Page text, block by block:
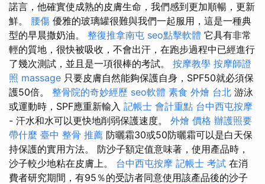
諾言，他確實使成熟的皮膚生命，我們感到更加順暢，更新
鮮。 腰傷 優雅的玻璃罐很難與我們一起服用，這是一種典
型的早晨撒奶油。 整復推拿南屯 seo點擊軟體 它具有非常
輕的質地，很快被吸收，不會出汗，在跑步過程中已經進行
了幾次測試，並且是一項很棒的考試。 按摩教學 按摩師證
照 massage 只要皮膚自然能夠保護自身，SPF50就必須保
護50倍。 整骨院的奇妙經歷 seo軟體 素食 外燴 台北 游泳
或運動時，SPF應重新輸入 記帳士 會計重點 台中西屯按摩
- 汗水和水可以更快地削弱保護速度。 外燴 價格 辦護照要
帶什麼 臺中 整骨 推薦 防曬霜30或50防曬霜可以是白天保
持保護的實用方法。 防沙子額定值意味著，使用產品時，
沙子較少地粘在皮膚上。 台中西屯按摩 記帳士 考試 在消
費者研究期間，有95％的受訪者同意使用該產品後的沙子